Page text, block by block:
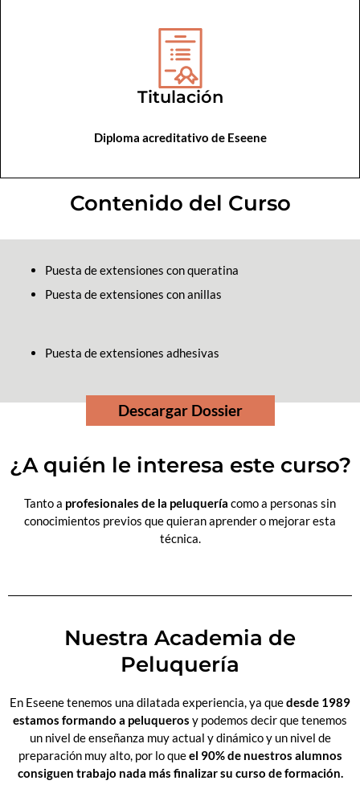
Titulación
Diploma acreditativo de Eseene
Contenido del Curso
Puesta de extensiones con queratina
Puesta de extensiones con anillas
Puesta de extensiones adhesivas
Descargar Dossier
¿A quién le interesa este curso?
Tanto a profesionales de la peluquería como a personas sin
conocimientos previos que quieran aprender o mejorar esta
técnica.
Nuestra Academia de
Peluquería
En Eseene tenemos una dilatada experiencia, ya quedesde 1989
estamos formando a peluqueros y podemos decir que tenemos
un nivel de enseñanza muy actual y dinámico y un nivel de
preparación muy alto, por lo queel 90% de nuestros alumnos
consiguen trabajo nada más finalizar su curso de formación.